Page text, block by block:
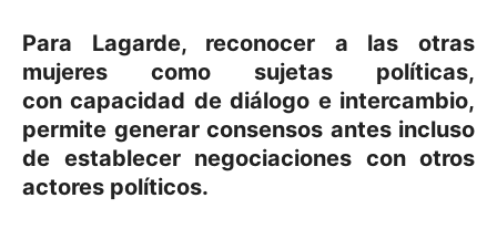
Para Lagarde, reconocer a las otras
mujeres como sujetas políticas,
con capacidad de diálogo e intercambio,
permite generar consensos antes incluso
de establecer negociaciones con otros
actores políticos.